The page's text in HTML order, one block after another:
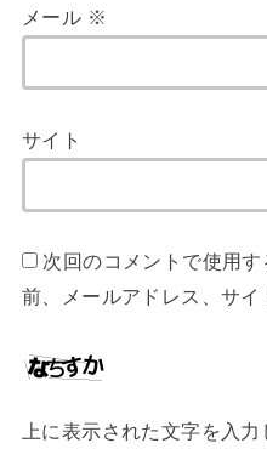
メール ※
サイト
次回のコメントで使用
前、メールアドレス、サイ
上に表示された文字を入力